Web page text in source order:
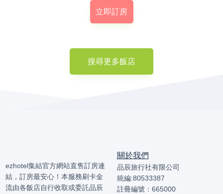
立即訂房
搜尋更多飯店
ezhotel集結官方網站直售訂房連
結，訂房最安心！本服務刷卡金
流由各飯店自行收取或委託品辰
關於我們
品辰旅行社有限公司
統編:80533387
註冊編號：665000